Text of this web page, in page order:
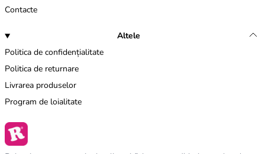
Contacte
Altele
Politica de confidențialitate
Politica de returnare
Livrarea produselor
Program de loialitate